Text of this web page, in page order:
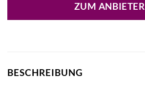
ZUM ANBIETER
BESCHREIBUNG